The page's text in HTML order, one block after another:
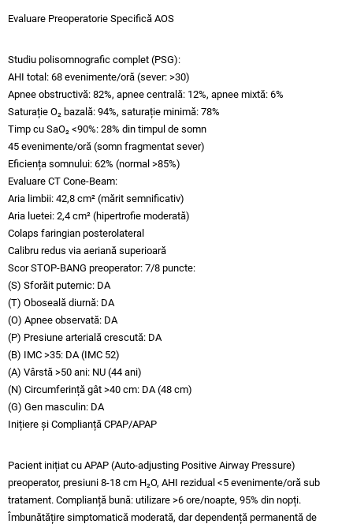
Evaluare Preoperatorie Specifică AOS
Studiu polisomnografic complet (PSG):​
AHI total: 68 evenimente/oră (sever: >30)
Apnee obstructivă: 82%, apnee centrală: 12%, apnee mixtă: 6%
Saturație O₂ bazală: 94%, saturație minimă: 78%
Timp cu SaO₂ <90%: 28% din timpul de somn
45 evenimente/oră (somn fragmentat sever)
Eficiența somnului: 62% (normal >85%)
Evaluare CT Cone-Beam:​
Aria limbii: 42,8 cm² (mărit semnificativ)
Aria luetei: 2,4 cm² (hipertrofie moderată)
Colaps faringian posterolateral
Calibru redus via aeriană superioară
Scor STOP-BANG preoperator: 7/8 puncte:​
(S) Sforăit puternic: DA
(T) Oboseală diurnă: DA
(O) Apnee observată: DA
(P) Presiune arterială crescută: DA
(B) IMC >35: DA (IMC 52)
(A) Vârstă >50 ani: NU (44 ani)
(N) Circumferință gât >40 cm: DA (48 cm)
(G) Gen masculin: DA
Inițiere și Complianță CPAP/APAP
Pacient inițiat cu APAP (Auto-adjusting Positive Airway Pressure)
preoperator, presiuni 8-18 cm H₂O, AHI rezidual <5 evenimente/oră sub
tratament. Complianță bună: utilizare >6 ore/noapte, 95% din nopți.
Îmbunătățire simptomatică moderată, dar dependență permanentă de